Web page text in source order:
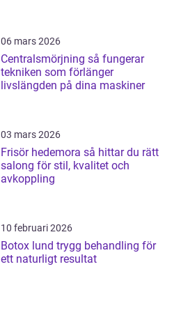
06 mars 2026
Centralsmörjning så fungerar
tekniken som förlänger
livslängden på dina maskiner
03 mars 2026
Frisör hedemora så hittar du rätt
salong för stil, kvalitet och
avkoppling
10 februari 2026
Botox lund trygg behandling för
ett naturligt resultat